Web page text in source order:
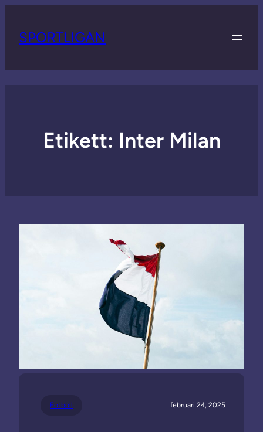
SPORTLIGAN
Etikett: Inter Milan
Fotboll februari 24, 2025